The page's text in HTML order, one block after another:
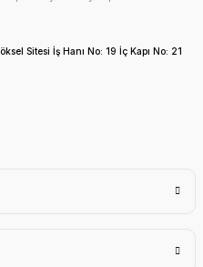
Sitesi İş Hanı No: 19 İç Kapı No: 21